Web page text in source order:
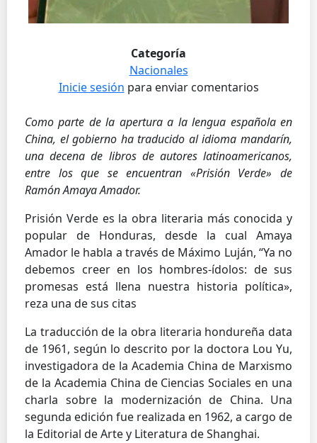
Categoría
Nacionales
Inicie sesión para enviar comentarios
Como parte de la apertura a la lengua española en
China, el gobierno ha traducido al idioma mandarín,
una decena de libros de autores latinoamericanos,
entre los que se encuentran «Prisión Verde» de
Ramón Amaya Amador.
Prisión Verde es la obra literaria más conocida y
popular de Honduras, desde la cual Amaya
Amador le habla a través de Máximo Luján, “Ya no
debemos creer en los hombres-ídolos: de sus
promesas está llena nuestra historia política»,
reza una de sus citas
La traducción de la obra literaria hondureña data
de 1961, según lo descrito por la doctora Lou Yu,
investigadora de la Academia China de Marxismo
de la Academia China de Ciencias Sociales en una
charla sobre la modernización de China. Una
segunda edición fue realizada en 1962, a cargo de
la Editorial de Arte y Literatura de Shanghai.